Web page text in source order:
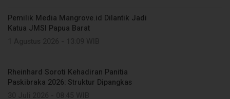
Pemilik Media Mangrove.id Dilantik Jadi
Katua JMSI Papua Barat
Rheinhard Soroti Kehadiran Panitia
Paskibraka 2026: Struktur Dipangkas